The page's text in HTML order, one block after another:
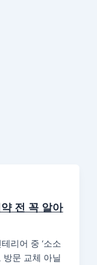
전 꼭 알아
리어 중 ‘소소
방문 교체 아닐